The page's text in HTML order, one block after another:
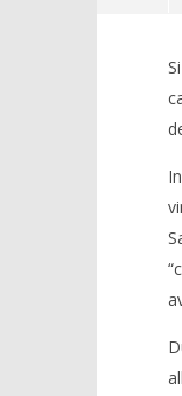
E’
12/